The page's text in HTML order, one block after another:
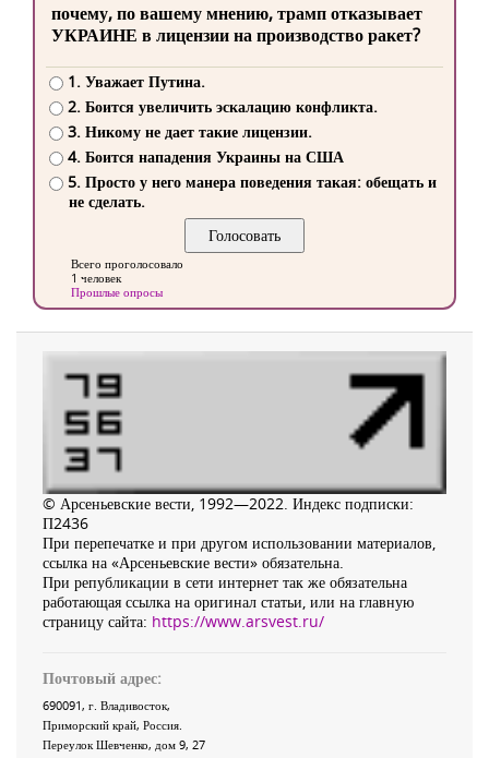
почему, по вашему мнению, трамп отказывает
УКРАИНЕ в лицензии на производство ракет?
1. Уважает Путина.
2. Боится увеличить эскалацию конфликта.
3. Никому не дает такие лицензии.
4. Боится нападения Украины на США
5. Просто у него манера поведения такая: обещать и
не сделать.
Всего проголосовало
1 человек
Прошлые опросы
© Арсеньевские вести, 1992—2022. Индекс подписки:
П2436
При перепечатке и при другом использовании материалов,
ссылка на «Арсеньевские вести» обязательна.
При републикации в сети интернет так же обязательна
работающая ссылка на оригинал статьи, или на главную
страницу сайта: https://www.arsvest.ru/
Почтовый адрес:
690091, г. Владивосток,
Приморский край, Россия
Переулок Шевченко, дом 9, 27